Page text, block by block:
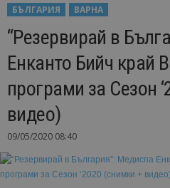
БЪЛГАРИЯ
ВАРНА
“Резервирай в
Енканто Бийч край
програми за Сезон
видео)
09/05/2020 08:40